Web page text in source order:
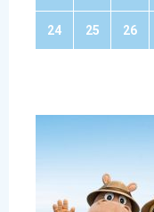
24 25 26